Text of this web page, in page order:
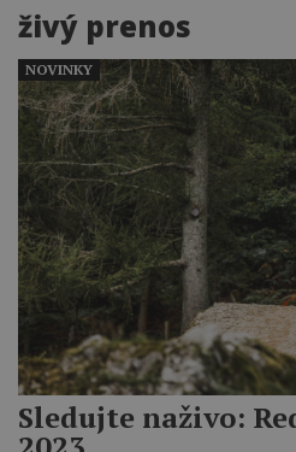
živý prenos
Sledujte naživo:
NOVINKY